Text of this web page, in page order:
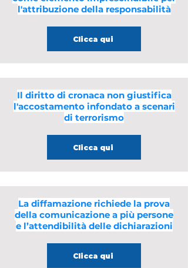
l'attribuzione della responsabilità
Clicca qui
Il diritto di cronaca non giustifica
l'accostamento infondato a scenari
di terrorismo
Clicca qui
La diffamazione richiede la prova
della comunicazione a più persone
e l’attendibilità delle dichiarazioni
Clicca qui